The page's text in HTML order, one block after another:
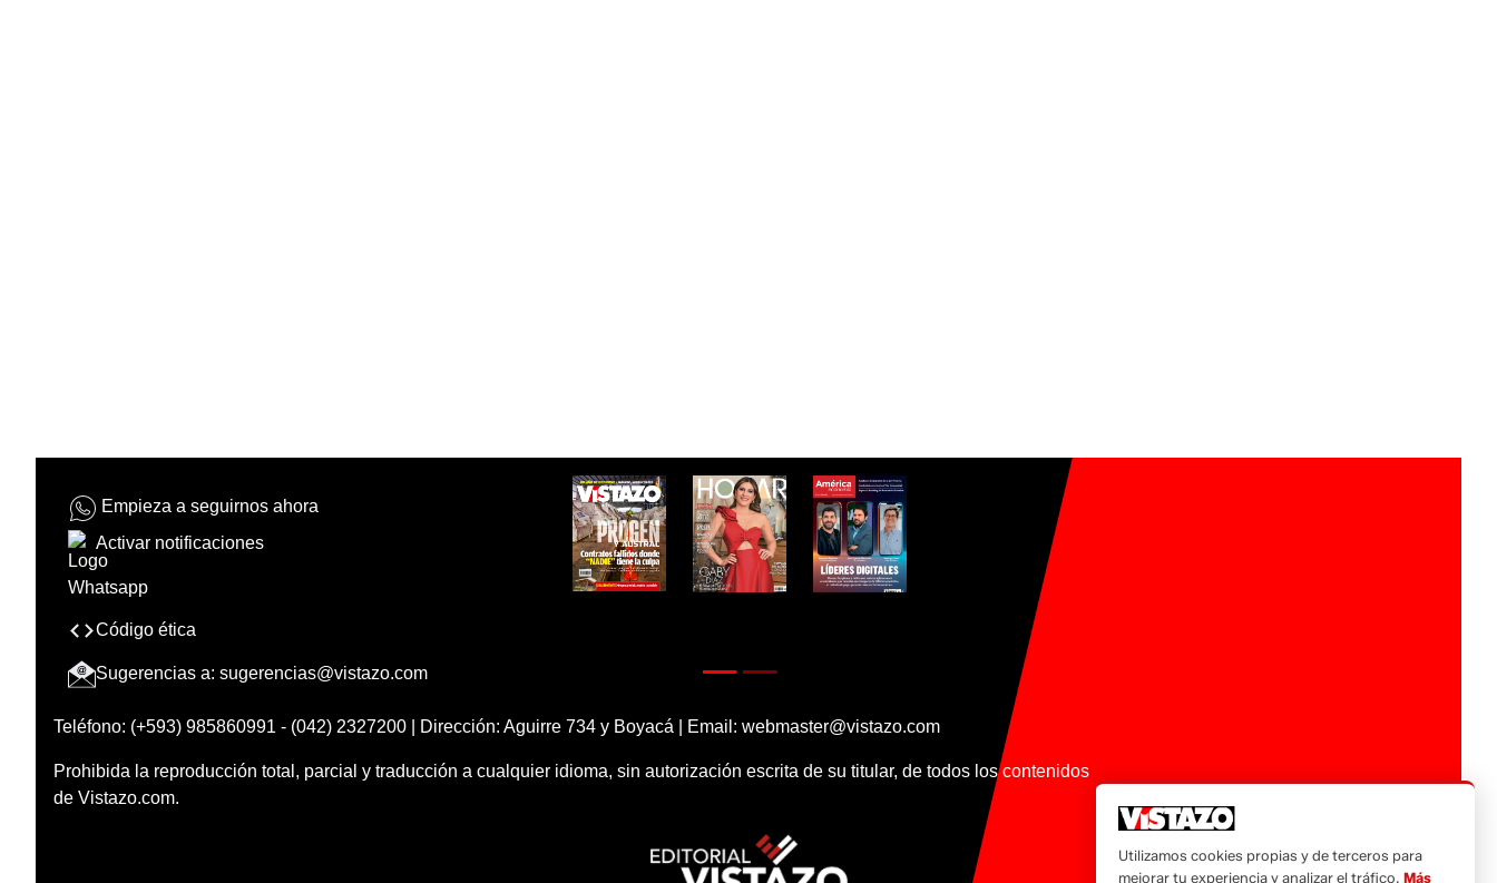
Empieza a seguirnos ahora
Activar notificaciones
Código ética
Sugerencias a: sugerencias@vistazo.com
Teléfono: (+593) 985860991 - (042) 2327200 | Dirección: Aguirre 734 y Boyacá | Email: webmaster@vistazo.com
Prohibida la reproducción total, parcial y traducción a cualquier idioma, sin autorización escrita de su titular, de todos los contenidos
de Vistazo.com.
Utilizamos cookies propias y de terceros para
mejorar tu experiencia y analizar el tráfico. Más